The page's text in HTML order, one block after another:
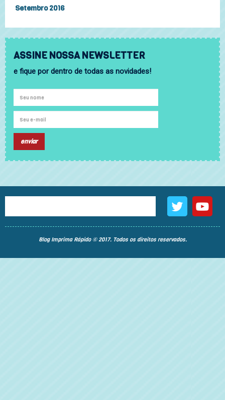
Setembro 2016
ASSINE NOSSA NEWSLETTER
e fique por dentro de todas as novidades!
Blog Imprima Rápido © 2017. Todos os direitos reservados.